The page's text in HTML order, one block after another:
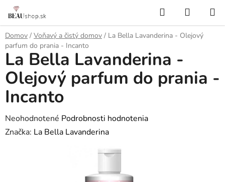
Prejsť
obsah
Hľadať
KOŠÍK
Domov / Voňavý a čistý domov / La Bella Lavanderina - Olejový
parfum do prania - Incanto
La Bella Lavanderina -
Olejový parfum do prania -
Incanto
Priemerné
hodnotenie
Neohodnotené Podrobnosti hodnotenia
Značka: La Bella Lavanderina